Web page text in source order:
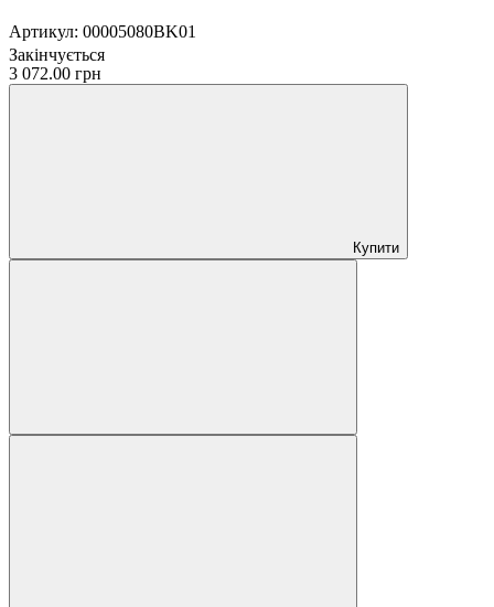
Артикул: 00005080BK01
Закінчується
3 072.00 грн
Купити